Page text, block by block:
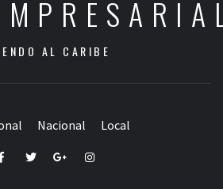
AL CARIBE
Nacional Local
TwitterGoogle+Instagram